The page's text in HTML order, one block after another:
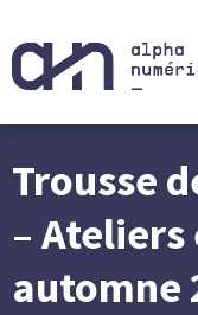
Trousse
–
automne